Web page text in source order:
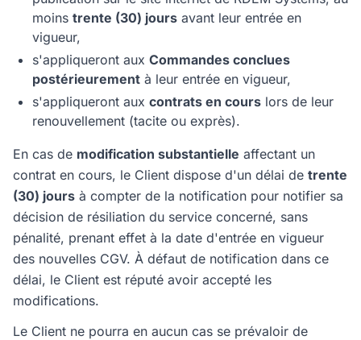
moins trente (30) jours avant leur entrée en
vigueur,
s'appliqueront aux Commandes conclues
postérieurement à leur entrée en vigueur,
s'appliqueront aux contrats en cours lors de leur
renouvellement (tacite ou exprès).
En cas de modification substantielle affectant un
contrat en cours, le Client dispose d'un délai de trente
(30) jours à compter de la notification pour notifier sa
décision de résiliation du service concerné, sans
pénalité, prenant effet à la date d'entrée en vigueur
des nouvelles CGV. À défaut de notification dans ce
délai, le Client est réputé avoir accepté les
modifications.
Le Client ne pourra en aucun cas se prévaloir de